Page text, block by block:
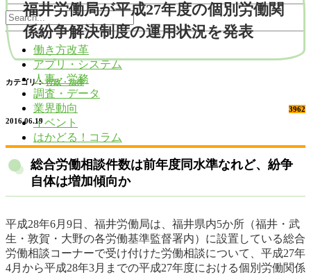
働き方改革
アプリ・システム
人事・労務
調査・データ
業界動向
イベント
はかどる！コラム
福井労働局が平成27年度の個別労働関
係紛争解決制度の運用状況を発表
カテゴリ： 行政・法律
3962
2016.06.19
総合労働相談件数は前年度同水準なれど、紛争
自体は増加傾向か
平成28年6月9日、福井労働局は、福井県内5か所（福井・武
生・敦賀・大野の各労働基準監督署内）に設置している総合
労働相談コーナーで受け付けた労働相談について、平成27年
4月から平成28年3月までの平成27年度における個別労働関係